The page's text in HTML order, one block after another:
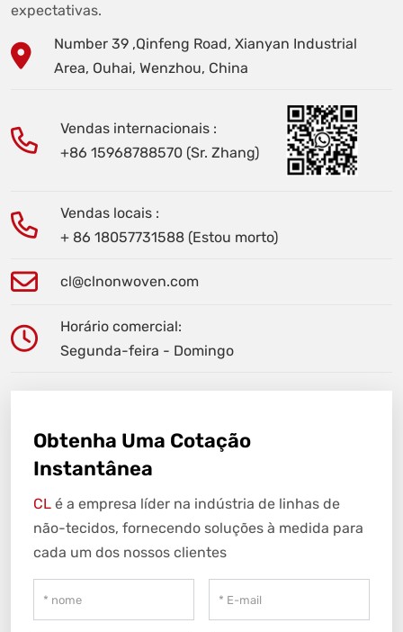
expectativas.
Number 39 ,Qinfeng Road, Xianyan Industrial
Area, Ouhai, Wenzhou, China
Vendas internacionais :
+86 15968788570 (Sr. Zhang)
Vendas locais :
+ 86 18057731588 (Estou morto)
cl@clnonwoven.com
Horário comercial:
Segunda-feira - Domingo
Obtenha Uma Cotação
Instantânea
CL é a empresa líder na indústria de linhas de
não-tecidos, fornecendo soluções à medida para
cada um dos nossos clientes